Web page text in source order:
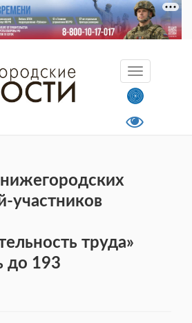
участников
труда»
до 193